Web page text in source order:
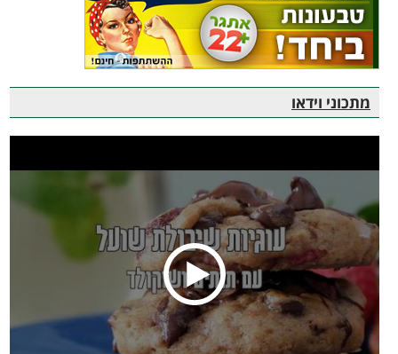
מתכוני וידאו